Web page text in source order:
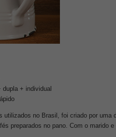
dupla + individual
utilizados no Brasil, foi criado por uma
preparados no pano. Com o marido